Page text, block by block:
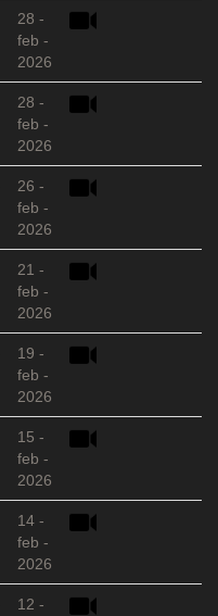
28 -
feb -
2026
28 -
feb -
2026
26 -
feb -
2026
21 -
feb -
2026
19 -
feb -
2026
15 -
feb -
2026
14 -
feb -
2026
12 -